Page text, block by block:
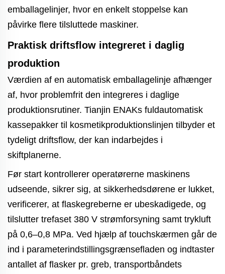
emballagelinjer, hvor en enkelt stoppelse kan
påvirke flere tilsluttede maskiner.
Praktisk driftsflow integreret i daglig
produktion
Værdien af en automatisk emballagelinje afhænger
af, hvor problemfrit den integreres i daglige
produktionsrutiner. Tianjin ENAKs fuldautomatisk
kassepakker til kosmetikproduktionslinjen tilbyder et
tydeligt driftsflow, der kan indarbejdes i
skiftplanerne.
Før start kontrollerer operatørerne maskinens
udseende, sikrer sig, at sikkerhedsdørene er lukket,
verificerer, at flaskegreberne er ubeskadigede, og
tilslutter trefaset 380 V strømforsyning samt trykluft
på 0,6–0,8 MPa. Ved hjælp af touchskærmen går de
ind i parameterindstillingsgrænsefladen og indtaster
antallet af flasker pr. greb, transportbåndets